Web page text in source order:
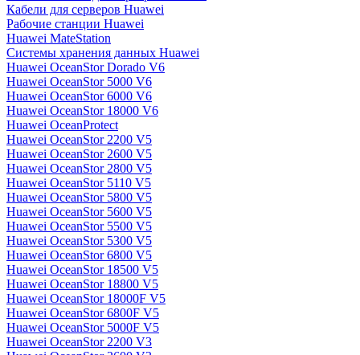
Кабели для серверов Huawei
Рабочие станции Huawei
Huawei MateStation
Системы хранения данных Huawei
Huawei OceanStor Dorado V6
Huawei OceanStor 5000 V6
Huawei OceanStor 6000 V6
Huawei OceanStor 18000 V6
Huawei OceanProtect
Huawei OceanStor 2200 V5
Huawei OceanStor 2600 V5
Huawei OceanStor 2800 V5
Huawei OceanStor 5110 V5
Huawei OceanStor 5800 V5
Huawei OceanStor 5600 V5
Huawei OceanStor 5500 V5
Huawei OceanStor 5300 V5
Huawei OceanStor 6800 V5
Huawei OceanStor 18500 V5
Huawei OceanStor 18800 V5
Huawei OceanStor 18000F V5
Huawei OceanStor 6800F V5
Huawei OceanStor 5000F V5
Huawei OceanStor 2200 V3